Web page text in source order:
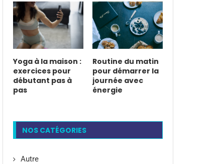
Yoga à la maison :
exercices pour
débutant pas à
pas
Routine du matin
pour démarrer la
journée avec
énergie
NOS CATÉGORIES
Autre